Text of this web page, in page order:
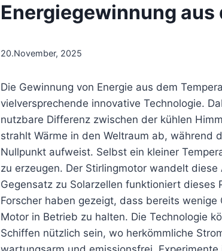
Energiegewinnung
20.November, 2025
Die Gewinnung von Energie aus dem
vielversprechende innovative Technologie.
nutzbare Differenz zwischen der kühlen
strahlt Wärme in den Weltraum ab, während
Nullpunkt aufweist. Selbst ein kleiner
zu erzeugen. Der Stirlingmotor wandelt
Gegensatz zu Solarzellen funktioniert
Forscher haben gezeigt, dass bereits
Motor in Betrieb zu halten. Die Technologie
Schiffen nützlich sein, wo herkömmliche